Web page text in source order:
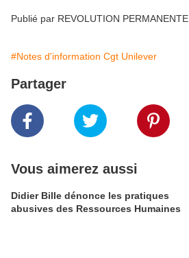
Publié par REVOLUTION PERMANENTE
#Notes d'information Cgt Unilever
Partager
Vous aimerez aussi
Didier Bille dénonce les pratiques
abusives des Ressources Humaines